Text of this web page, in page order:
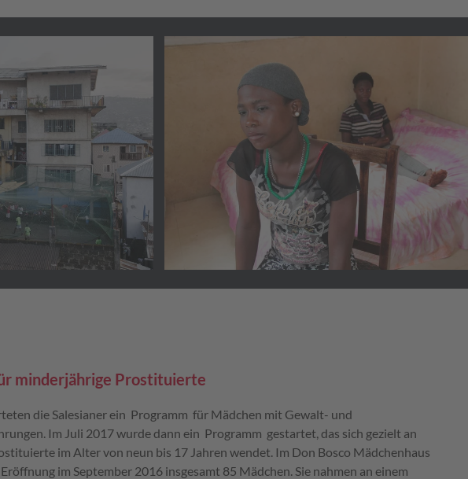
minderjährige Prostituierte
die Salesianer ein Programm für Mädchen mit Gewalt- und
Im Juli 2017 wurde dann ein Programm gestartet, das sich gezielt an
im Alter von neun bis 17 Jahren wendet. Im Don Bosco Mädchenhaus
im September 2016 insgesamt 85 Mädchen. Sie nahmen an einem